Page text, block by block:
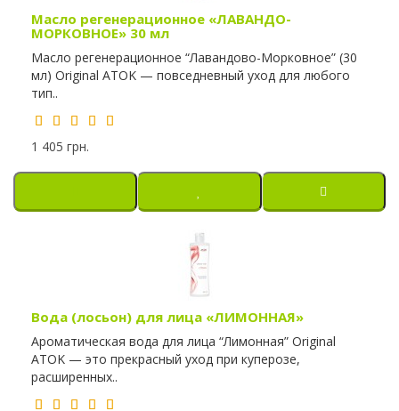
Масло регенерационное «ЛАВАНДО-
МОРКОВНОЕ» 30 мл
Масло регенерационное “Лавандово-Морковное” (30
мл) Original ATOK — повседневный уход для любого
тип..
1 405 грн.
Вода (лосьон) для лица «ЛИМОННАЯ»
Ароматическая вода для лица “Лимонная” Original
ATOK — это прекрасный уход при куперозе,
расширенных..